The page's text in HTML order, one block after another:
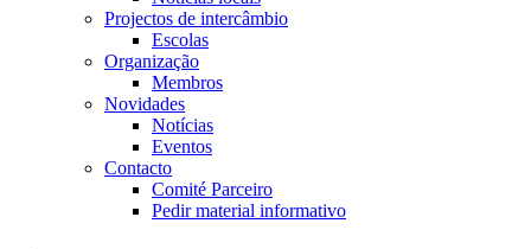
Projectos de intercâmbio
Escolas
Organização
Membros
Novidades
Notícias
Eventos
Contacto
Comité Parceiro
Pedir material informativo